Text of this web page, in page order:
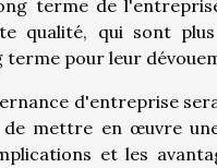
terme de
qualité, qui sont
terme pour leur
d'entreprise
de mettre en œuvre
et les